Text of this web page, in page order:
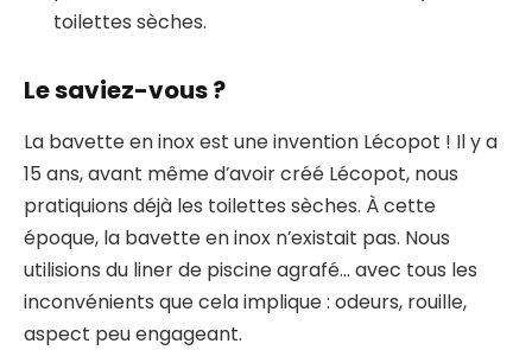
toilettes sèches.
Le saviez-vous ?
La bavette en inox est une invention Lécopot ! Il y a
15 ans, avant même d’avoir créé Lécopot, nous
pratiquions déjà les toilettes sèches. À cette
époque, la bavette en inox n’existait pas. Nous
utilisions du liner de piscine agrafé… avec tous les
inconvénients que cela implique : odeurs, rouille,
aspect peu engageant.